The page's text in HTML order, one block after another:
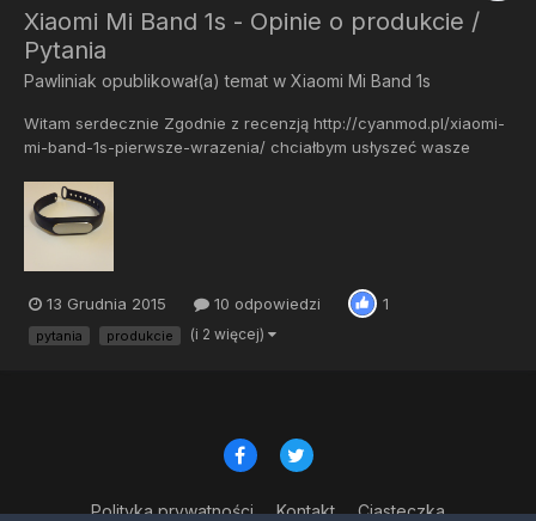
Xiaomi Mi Band 1s - Opinie o produkcie /
Pytania
Pawliniak opublikował(a) temat w Xiaomi Mi Band 1s
Witam serdecznie Zgodnie z recenzją http://cyanmod.pl/xiaomi-
mi-band-1s-pierwsze-wrazenia/ chciałbym usłyszeć wasze
w związku do opaski chętnie odpowiem.
13 Grudnia 2015 10 odpowiedzi 1
pytania produkcie (i 2 więcej)
Polityka prywatności Kontakt Ciasteczka